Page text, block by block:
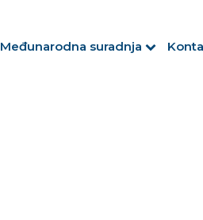
Međunarodna suradnja